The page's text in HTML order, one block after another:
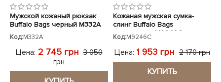
Мужской кожаный рюкзак
Buffalo Bags черный M332A
Код:M332A
Цена: 2 745 грн 3 050
грн
Кожаная мужская сумка-
слинг Buffalo Bags
коричневая M9246C
Код:M9246C
Цена: 1 953 грн 2 170 грн
КУПИТЬ